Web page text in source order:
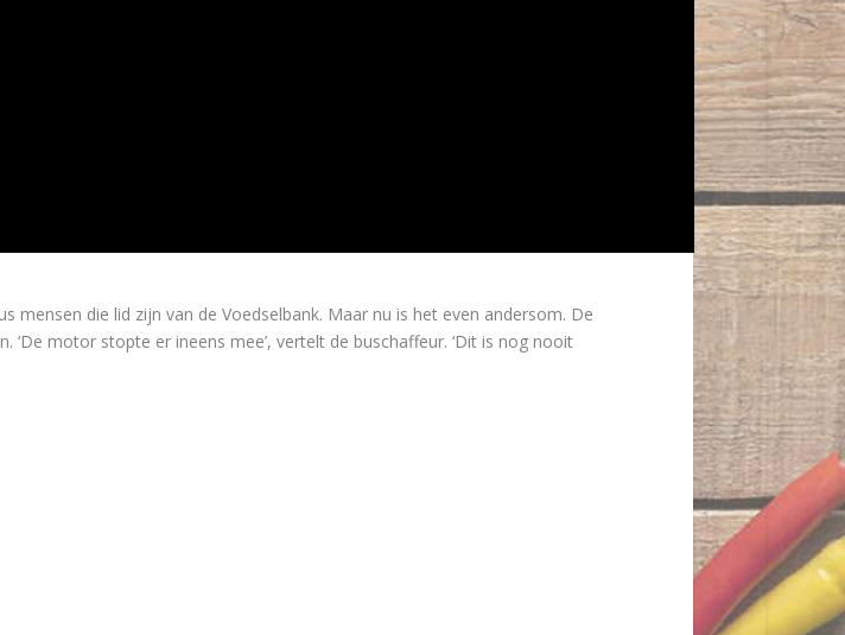
mensen die lid zijn van de Voedselbank. Maar nu is het even andersom. De
motor stopte er ineens mee’, vertelt de buschaffeur. ‘Dit is nog nooit